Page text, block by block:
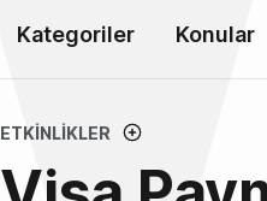
Kategoriler Konular
ETKINLIKLER